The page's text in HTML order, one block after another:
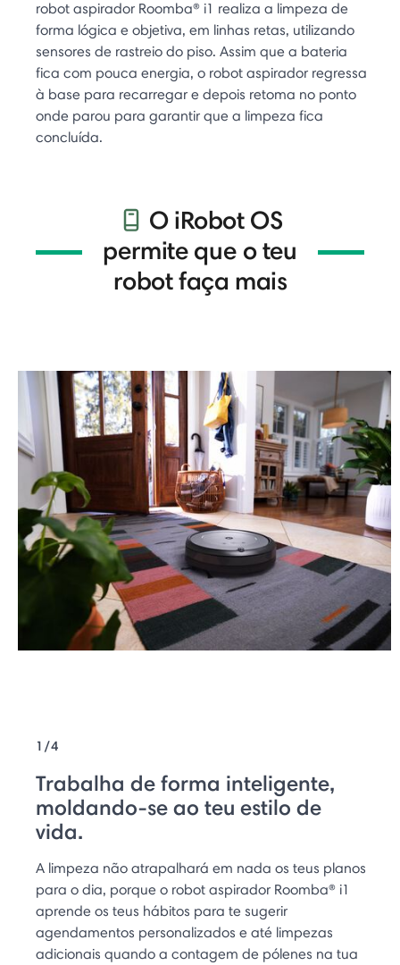
robot aspirador Roomba® i1 realiza a limpeza de
forma lógica e objetiva, em linhas retas, utilizando
sensores de rastreio do piso. Assim que a bateria
fica com pouca energia, o robot aspirador regressa
à base para recarregar e depois retoma no ponto
onde parou para garantir que a limpeza fica
concluída.
O iRobot OS
permite que o teu
robot faça mais
1/4
Trabalha de forma inteligente,
moldando-se ao teu estilo de
vida.
A limpeza não atrapalhará em nada os teus planos
para o dia, porque o robot aspirador Roomba® i1
aprende os teus hábitos para te sugerir
agendamentos personalizados e até limpezas
adicionais quando a contagem de pólenes na tua